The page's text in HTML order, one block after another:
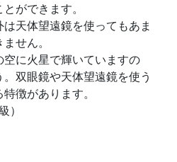
ができます。
天体望遠鏡を使ってもあま
せん。
に火星で輝いていますの
双眼鏡や天体望遠鏡を使う
徴があります。
）